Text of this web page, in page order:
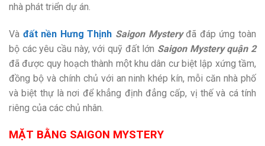
nhà phát triển dự án.
Và đất nền Hưng Thịnh Saigon Mysteryđã đáp ứng toàn
bộ các yêu cầu này, với quỹ đất lớn Saigon Mystery quận 2
đã được quy hoạch thành một khu dân cư biệt lập xứng tầm,
đồng bộ và chính chủ với an ninh khép kín, mỗi căn nhà phố
và biệt thự là nơi để khẳng định đẳng cấp, vị thế và cá tính
riêng của các chủ nhân.
MẶT BẰNG SAIGON MYSTERY